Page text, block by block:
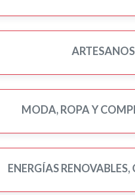
Inmobiliarias
Jardinería y viveros
Lavanderías
Librerías, papelerías e
ARTESANOS
MODA, ROPA Y
ENERGÍAS RENOVABLES,